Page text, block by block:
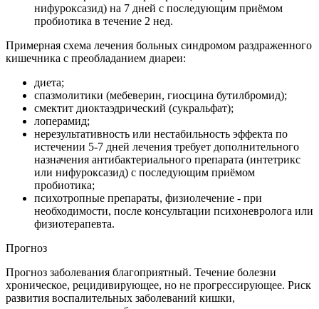
нифуроксазид) на 7 дней с последующим приёмом
пробиотика в течение 2 нед.
Примерная схема лечения больных синдромом раздраженного
кишечника с преобладанием диареи:
диета;
спазмолитики (мебеверин, гиосцина бутилбромид);
смектит диоктаэдрический (сукральфат);
лоперамид;
нерезультативность или нестабильность эффекта по
истечении 5-7 дней лечения требует дополнительного
назначения антибактериального препарата (интетрикс
или нифуроксазид) с последующим приёмом
пробиотика;
психотропные препараты, физиолечение - при
необходимости, после консультации психоневролога или
физиотерапевта.
Прогноз
Прогноз заболевания благоприятный. Течение болезни
хроническое, рецидивирующее, но не прогрессирующее. Риск
развития воспалительных заболеваний кишки,